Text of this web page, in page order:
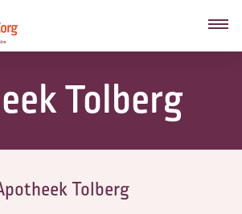
Tolberg
Tolberg